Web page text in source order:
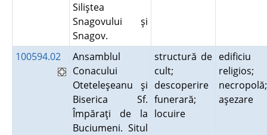
Siliştea
Snagovului şi
Snagov.
100594.02
Ansamblul
Conacului
Oteteleşeanu şi
Biserica Sf.
Împăraţi de la
Buciumeni. Situl
structură de
cult;
descoperire
funerară;
locuire
edificiu
religios;
necropolă;
aşezare